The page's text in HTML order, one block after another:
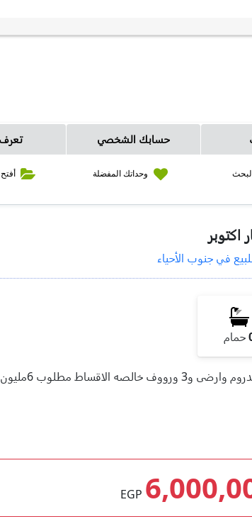
وحداتك المفضلة
حسابك الشخصي تعرف
في جنوب الأحياء
حمام